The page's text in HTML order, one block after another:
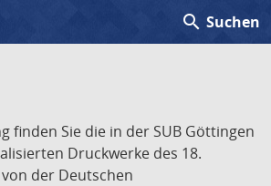
search Suchen
finden Sie die in der SUB Göttingen
Druckwerke des 18.
der Deutschen